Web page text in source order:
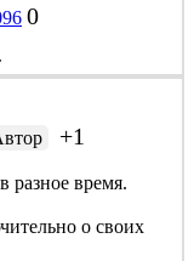
0
+1
разное время.
о своих